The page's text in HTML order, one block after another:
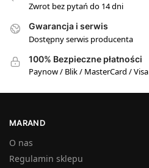
Zwrot bez pytań do 14 dni
Gwarancja i serwis
Dostępny serwis producenta
100% Bezpieczne płatności
Paynow / Blik / MasterCard / Visa
MARAND
O nas
Regulamin sklepu